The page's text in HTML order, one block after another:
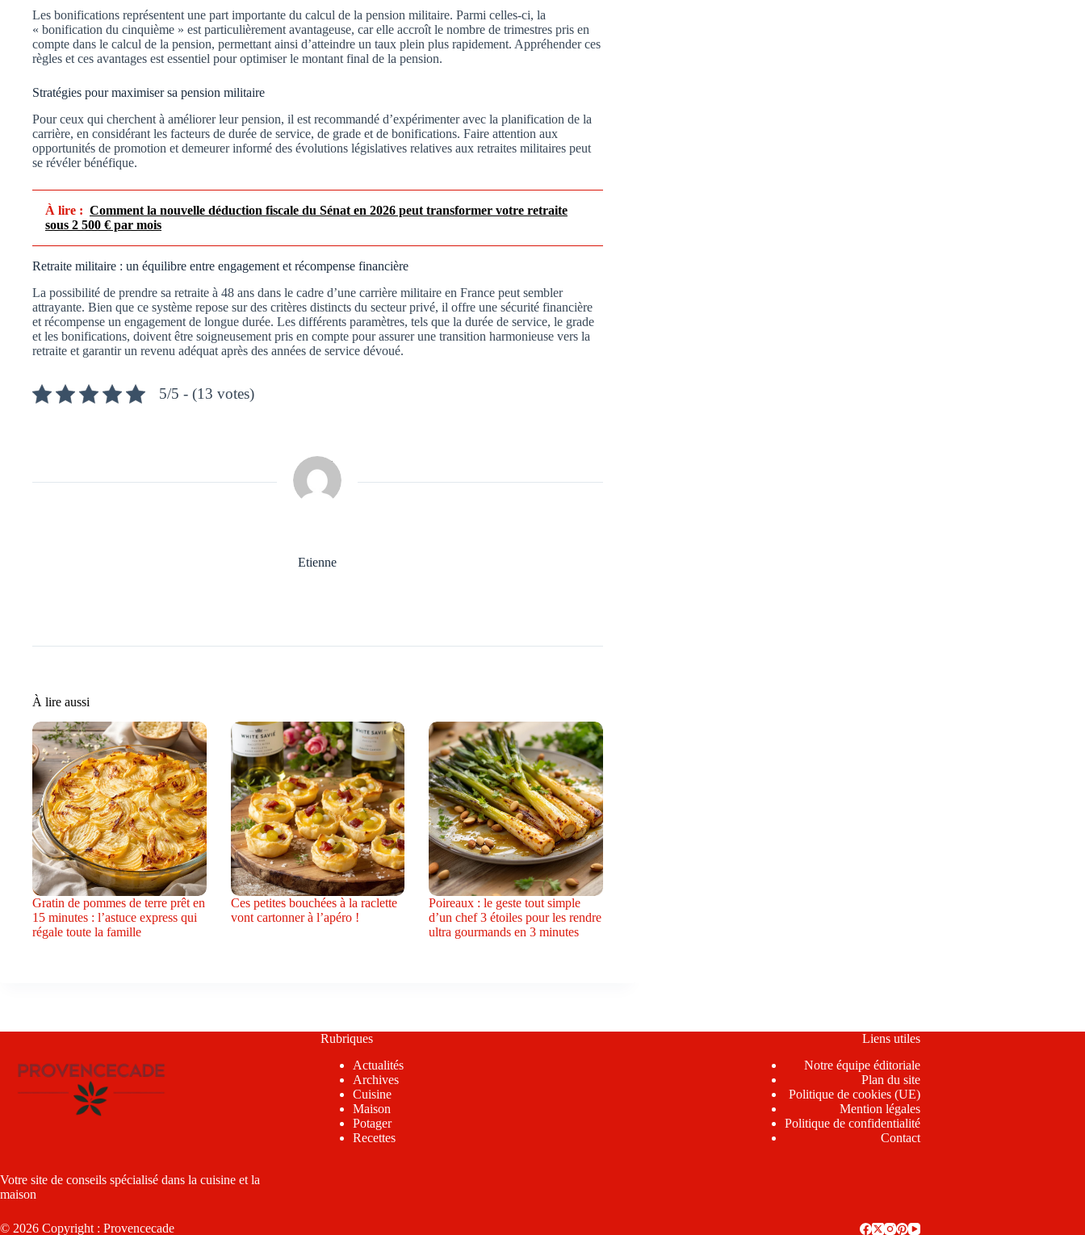
Les bonifications représentent une part importante du calcul de la pension militaire. Parmi celles-ci, la
« bonification du cinquième » est particulièrement avantageuse, car elle accroît le nombre de trimestres pris en
compte dans le calcul de la pension, permettant ainsi d’atteindre un taux plein plus rapidement. Appréhender ces
règles et ces avantages est essentiel pour optimiser le montant final de la pension.
Stratégies pour maximiser sa pension militaire
Pour ceux qui cherchent à améliorer leur pension, il est recommandé d’expérimenter avec la planification de la
carrière, en considérant les facteurs de durée de service, de grade et de bonifications. Faire attention aux
opportunités de promotion et demeurer informé des évolutions législatives relatives aux retraites militaires peut
se révéler bénéfique.
À lire : Comment la nouvelle déduction fiscale du Sénat en 2026 peut transformer votre retraite
sous 2 500 € par mois
Retraite militaire : un équilibre entre engagement et récompense financière
La possibilité de prendre sa retraite à 48 ans dans le cadre d’une carrière militaire en France peut sembler
attrayante. Bien que ce système repose sur des critères distincts du secteur privé, il offre une sécurité financière
et récompense un engagement de longue durée. Les différents paramètres, tels que la durée de service, le grade
et les bonifications, doivent être soigneusement pris en compte pour assurer une transition harmonieuse vers la
retraite et garantir un revenu adéquat après des années de service dévoué.
5/5 - (13 votes)
Etienne
À lire aussi
Gratin de pommes de terre prêt en
15 minutes : l’astuce express qui
régale toute la famille
Ces petites bouchées à la raclette
vont cartonner à l’apéro !
Poireaux : le geste tout simple
d’un chef 3 étoiles pour les rendre
ultra gourmands en 3 minutes
Votre site de conseils spécialisé dans la cuisine et la
maison
Rubriques
Actualités
Archives
Cuisine
Maison
Potager
Recettes
Liens utiles
Notre équipe éditoriale
Plan du site
Politique de cookies (UE)
Mention légales
Politique de confidentialité
Contact
© 2026 Copyright : Provencecade